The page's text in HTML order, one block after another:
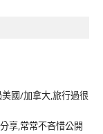
國/加拿大,旅行過很
享,常常不吝惜公開